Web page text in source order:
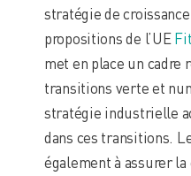
stratégie de
propositions de l’UE
met en place un
transitions verte et
stratégie industrielle
dans ces transitions.
également à assurer